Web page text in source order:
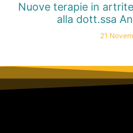
Nuove terapie in
alla dott.ssa
21